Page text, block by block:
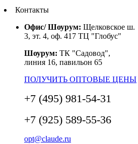
Контакты
Офис/ Шоурум: Щелковское ш.
3, эт. 4, оф. 417 ТЦ "Глобус"
Шоурум: ТК "Садовод",
линия 16, павильон 65
ПОЛУЧИТЬ ОПТОВЫЕ ЦЕНЫ
+7 (495) 981-54-31
+7 (925) 589-55-36
opt@claude.ru